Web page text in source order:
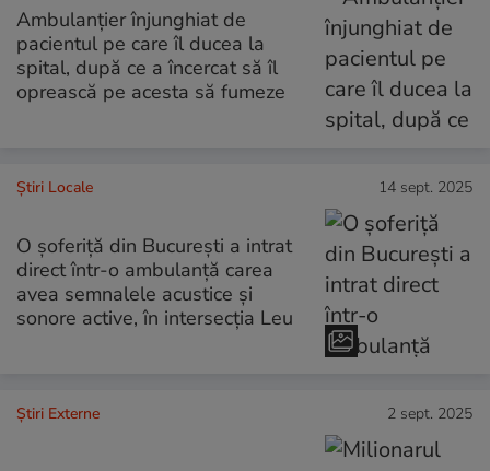
Ambulanțier înjunghiat de
pacientul pe care îl ducea la
spital, după ce a încercat să îl
oprească pe acesta să fumeze
Știri Locale 14 sept. 2025
O șoferiță din București a intrat
direct într-o ambulanță carea
avea semnalele acustice și
sonore active, în intersecția Leu
Știri Externe 2 sept. 2025